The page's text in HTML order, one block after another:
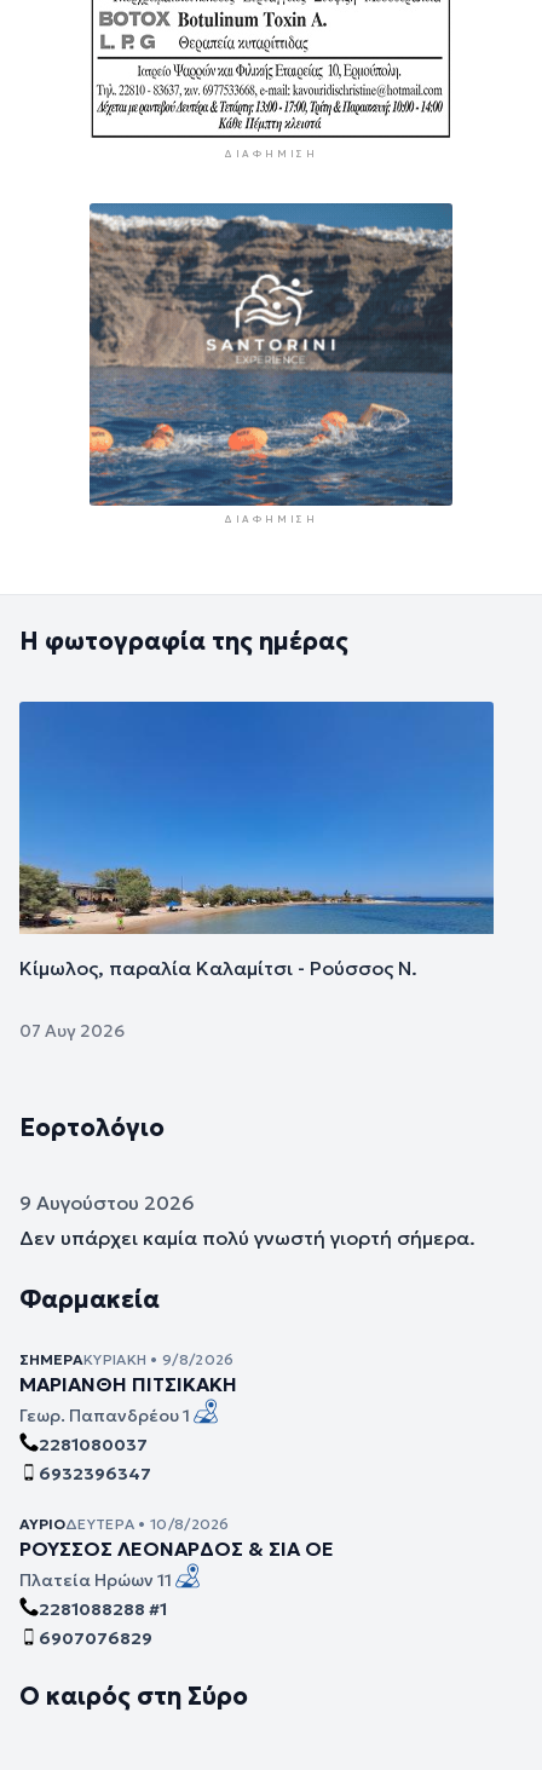
ΔΙΑΦΉΜΙΣΗ
ΔΙΑΦΉΜΙΣΗ
Η φωτογραφία της ημέρας
Κίμωλος, παραλία Καλαμίτσι - Ρούσσος Ν.
07 Αυγ 2026
Εορτολόγιο
9 Αυγούστου 2026
Δεν υπάρχει καμία πολύ γνωστή γιορτή σήμερα.
Φαρμακεία
ΣΉΜΕΡΑΚΥΡΙΑΚΉ • 9/8/2026
ΜΑΡΙΑΝΘΗ ΠΙΤΣΙΚΑΚΗ
Γεωρ. Παπανδρέου 1
2281080037
6932396347
ΑΎΡΙΟΔΕΥΤΈΡΑ • 10/8/2026
ΡΟΥΣΣΟΣ ΛΕΟΝΑΡΔΟΣ & ΣΙΑ ΟΕ
Πλατεία Ηρώων 11
2281088288 #1
6907076829
Ο καιρός στη Σύρο